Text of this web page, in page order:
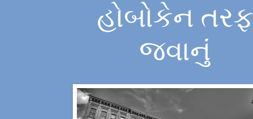
હોબોકેન તરફ
જવાનું